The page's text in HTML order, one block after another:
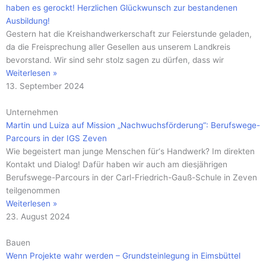
haben es gerockt! Herzlichen Glückwunsch zur bestandenen
Ausbildung!
Gestern hat die Kreishandwerkerschaft zur Feierstunde geladen,
da die Freisprechung aller Gesellen aus unserem Landkreis
bevorstand. Wir sind sehr stolz sagen zu dürfen, dass wir
Weiterlesen »
13. September 2024
Unternehmen
Martin und Luiza auf Mission „Nachwuchsförderung“: Berufswege-
Parcours in der IGS Zeven
Wie begeistert man junge Menschen für‘s Handwerk? Im direkten
Kontakt und Dialog! Dafür haben wir auch am diesjährigen
Berufswege-Parcours in der Carl-Friedrich-Gauß-Schule in Zeven
teilgenommen
Weiterlesen »
23. August 2024
Bauen
Wenn Projekte wahr werden – Grundsteinlegung in Eimsbüttel